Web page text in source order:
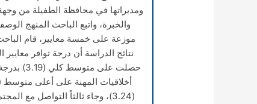
ومديراتها في محافظة الطفيلة من
نتائج الدراسة أن درجة توافر
حصلت